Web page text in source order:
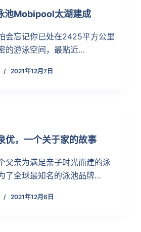
池Mobipool太湖建成
会忘记你已处在2425平方公里
的游泳空间，最贴近…
2021年12月7日
优，一个关于家的故事
父亲为满足亲子时光而建的泳
了全球最知名的泳池品牌…
2021年12月6日